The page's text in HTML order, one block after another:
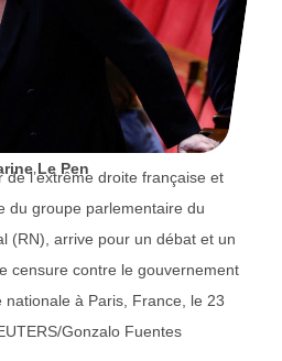
Le Pen
l’extrême droite française et
du groupe parlementaire du
(RN), arrive pour un débat et un
censure contre le gouvernement
nationale à Paris, France, le 23
Gonzalo Fuentes